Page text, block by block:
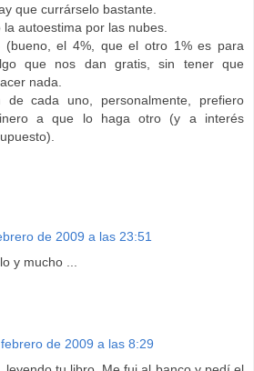
que currárselo bastante.
autoestima por las nubes.
(bueno, el 4%, que el otro 1% es para
que nos dan gratis, sin tener que
nada.
de cada uno, personalmente, prefiero
a que lo haga otro (y a interés
de 2009 a las 23:51
y mucho ...
de 2009 a las 8:29